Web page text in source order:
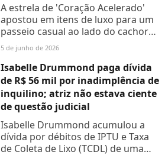
A estrela de 'Coração Acelerado'
apostou em itens de luxo para um
passeio casual ao lado do cachorro
de estimação
5 de junho de 2026
Isabelle Drummond paga dívida
de R$ 56 mil por inadimplência de
inquilino; atriz não estava ciente
de questão judicial
Isabelle Drummond acumulou a
dívida por débitos de IPTU e Taxa
de Coleta de Lixo (TCDL) de uma